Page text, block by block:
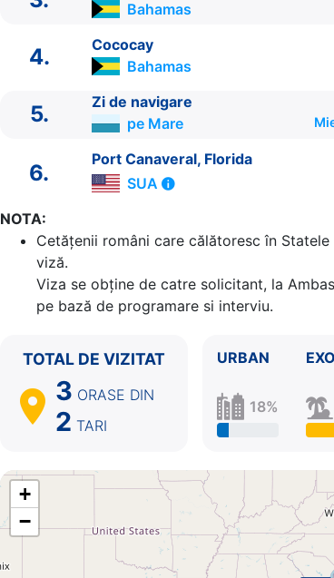
ITINERARIU
Ziua | Portul | Sosire - Plecare
----------------------------------------
1. Port Canaveral, Florida
2.
Zi de navigare pe Mare 0:00 - 0:00
Nassau
Cococay Bahamas 07:00 - 17:00
Zi de navigare pe Mare 0:00 - 0:00
Bahamas
4. Cococay
Bahamas
5.
Zi de navigare
pe Mare
6.
Port Canaveral, Florida
SUA
NOTA:
Cetăţenii români care călătoresc în
viză.
Viza se obține de catre solicitant, la
pe bază de programare si interviu.
TOTAL DE VIZITAT
3 ORASE DIN
2 TARI
URBAN
18%
+
−